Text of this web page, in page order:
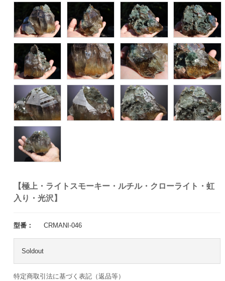
【極上・ライトスモーキー・ルチル・クローライト・虹
入り・光沢】
型番： CRMANI-046
Soldout
特定商取引法に基づく表記（返品等）